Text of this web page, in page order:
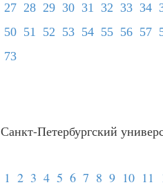
27 28 29 30 31 32 33 34
50 51 52 53 54 55 56 57
73
Санкт-Петербургский
1 2 3 4 5 6 7 8 9 10 11